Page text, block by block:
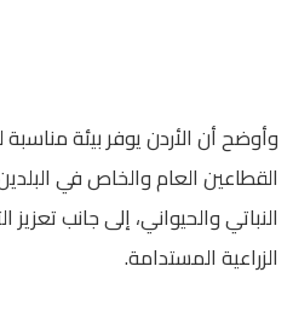
وأوضح أن الأردن يوفر بيئة
القطاعين العام والخاص في
النباتي والحيواني، إلى جانب
الزراعية المستدامة.